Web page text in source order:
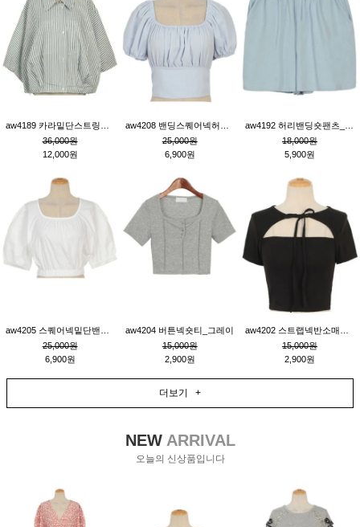
36,000원
12,000원
25,000원
6,900원
18,000원
5,900원
25,000원
6,900원
aw4204 버튼넥숏티_그레이
15,000원
2,900원
15,000원
2,900원
더보기 +
NEWARRIVAL
오늘의 신상품입니다